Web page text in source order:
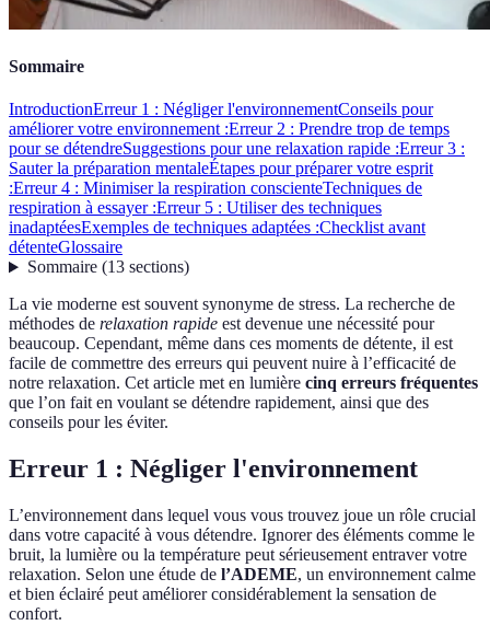
Sommaire
IntroductionErreur 1 : Négliger l'environnementConseils pour
améliorer votre environnement :Erreur 2 : Prendre trop de temps
pour se détendreSuggestions pour une relaxation rapide :Erreur 3 :
Sauter la préparation mentaleÉtapes pour préparer votre esprit
:Erreur 4 : Minimiser la respiration conscienteTechniques de
respiration à essayer :Erreur 5 : Utiliser des techniques
inadaptéesExemples de techniques adaptées :Checklist avant
détenteGlossaire
Sommaire(13 sections)
La vie moderne est souvent synonyme de stress. La recherche de
méthodes de relaxation rapide est devenue une nécessité pour
beaucoup. Cependant, même dans ces moments de détente, il est
facile de commettre des erreurs qui peuvent nuire à l’efficacité de
notre relaxation. Cet article met en lumière cinq erreurs fréquentes
que l’on fait en voulant se détendre rapidement, ainsi que des
conseils pour les éviter.
Erreur 1 : Négliger l'environnement
L’environnement dans lequel vous vous trouvez joue un rôle crucial
dans votre capacité à vous détendre. Ignorer des éléments comme le
bruit, la lumière ou la température peut sérieusement entraver votre
relaxation. Selon une étude de l’ADEME, un environnement calme
et bien éclairé peut améliorer considérablement la sensation de
confort.